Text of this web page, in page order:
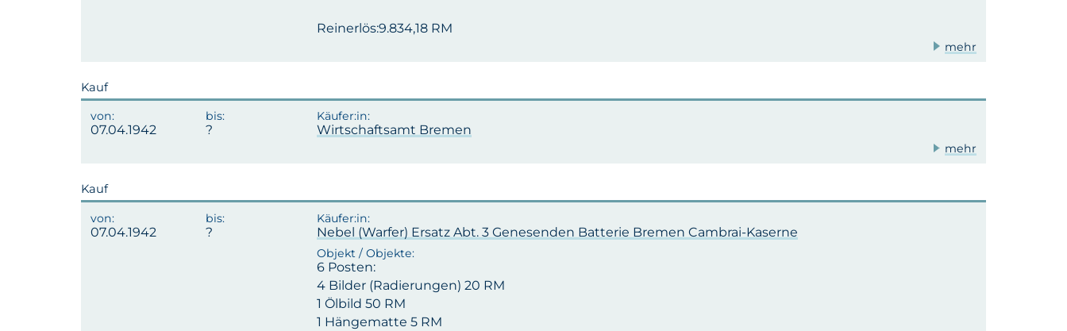
Reinerlös:9.834,18 RM
mehr
Kauf
07.04.1942 Wirtschaftsamt Bremen
mehr
Kauf
07.04.1942 Nebel (Warfer) Ersatz Abt. 3 Genesenden Batterie Bremen Cambrai-Kaserne
6 Posten:
4 Bilder (Radierungen) 20 RM
1 Ölbild 50 RM
1 Hängematte 5 RM